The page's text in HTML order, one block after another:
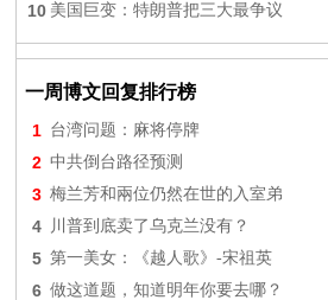
10 美国巨变：特朗普把三大最争议
一周博文回复排行榜
1 台湾问题：麻将停牌
2 中共倒台路径预测
3 梅兰芳和兩位仍然在世的入室弟
4 川普到底卖了乌克兰没有？
5 第一美女：《越人歌》-宋祖英
6 做这道题，知道明年你要去哪？